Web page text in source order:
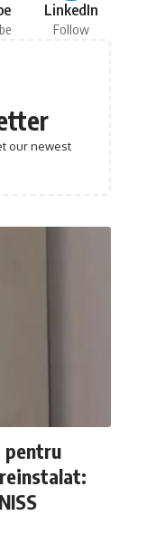
LinkedIn
Follow
our newest
pentru